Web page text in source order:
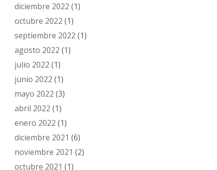
diciembre 2022 (1)
octubre 2022 (1)
septiembre 2022 (1)
agosto 2022 (1)
julio 2022 (1)
junio 2022 (1)
mayo 2022 (3)
abril 2022 (1)
enero 2022 (1)
diciembre 2021 (6)
noviembre 2021 (2)
octubre 2021 (1)